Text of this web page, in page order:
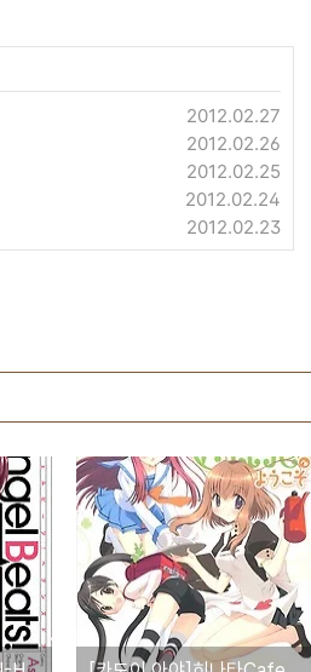
2012.02.27
2012.02.26
2012.02.25
2012.02.24
2012.02.23